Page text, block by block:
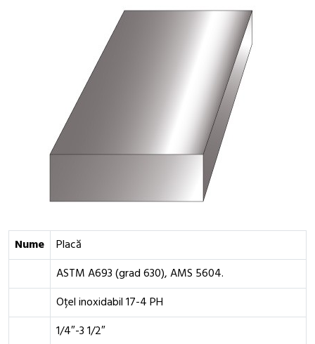
Nume
Placă
ASTM A693 (grad 630), AMS 5604.
Oțel inoxidabil 17-4 PH
1/4″-3 1/2″